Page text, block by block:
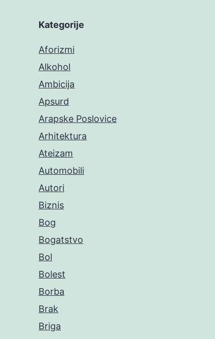
Kategorije
Aforizmi
Alkohol
Ambicija
Apsurd
Arapske Poslovice
Arhitektura
Ateizam
Automobili
Autori
Biznis
Bog
Bogatstvo
Bol
Bolest
Borba
Brak
Briga